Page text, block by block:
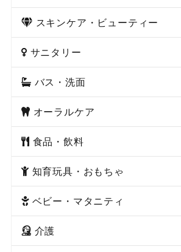
スキンケア・ビューティー
サニタリー
バス・洗面
オーラルケア
食品・飲料
知育玩具・おもちゃ
ベビー・マタニティ
介護